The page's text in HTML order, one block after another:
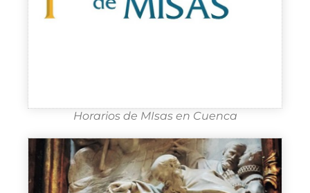
Horarios de MIsas en Cuenca